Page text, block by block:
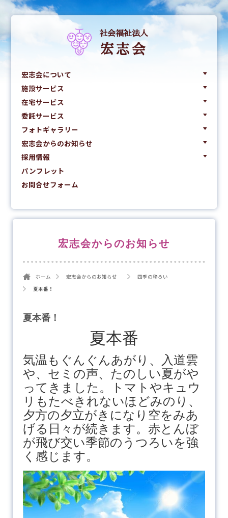
社会福祉法人
宏志会
宏志会について
施設サービス
在宅サービス
委託サービス
フォトギャラリー
宏志会からのお知らせ
採用情報
パンフレット
お問合せフォーム
宏志会からのお知らせ
ホーム 宏志会からのお知らせ
四季の移ろい
夏本番！
夏本番！
夏本番
気温もぐんぐんあがり、入道雲
や、セミの声、たのしい夏がや
ってきました。トマトやキュウ
リもたべきれないほどみのり、
夕方の夕立がきになり空をみあ
げる日々が続きます。赤とんぼ
が飛び交い季節のうつろいを強
く感じます。